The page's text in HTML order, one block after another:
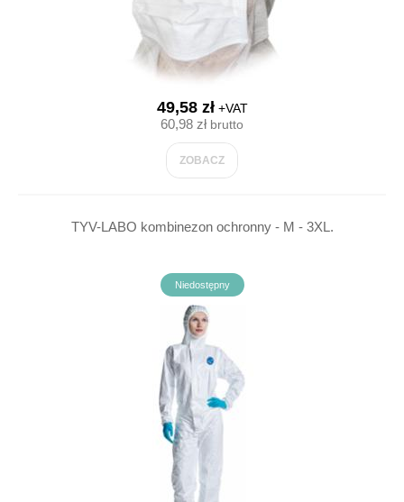
49,58 zł+VAT
60,98 złbrutto
ZOBACZ
TYV-LABO kombinezon ochronny - M - 3XL.
Niedostępny